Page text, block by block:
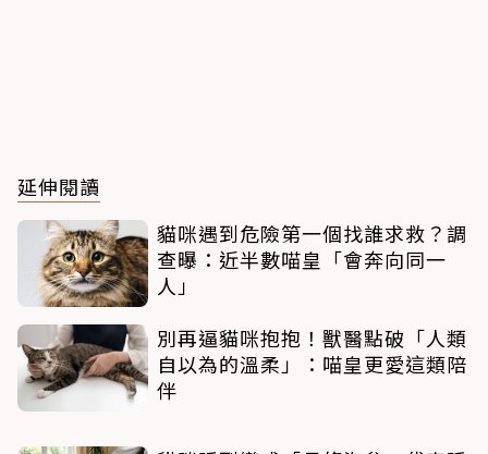
延伸閱讀
貓咪遇到危險第一個找誰求救？調
查曝：近半數喵皇「會奔向同一
人」
別再逼貓咪抱抱！獸醫點破「人類
自以為的溫柔」：喵皇更愛這類陪
伴